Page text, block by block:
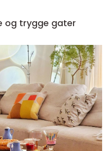
og trygge gater